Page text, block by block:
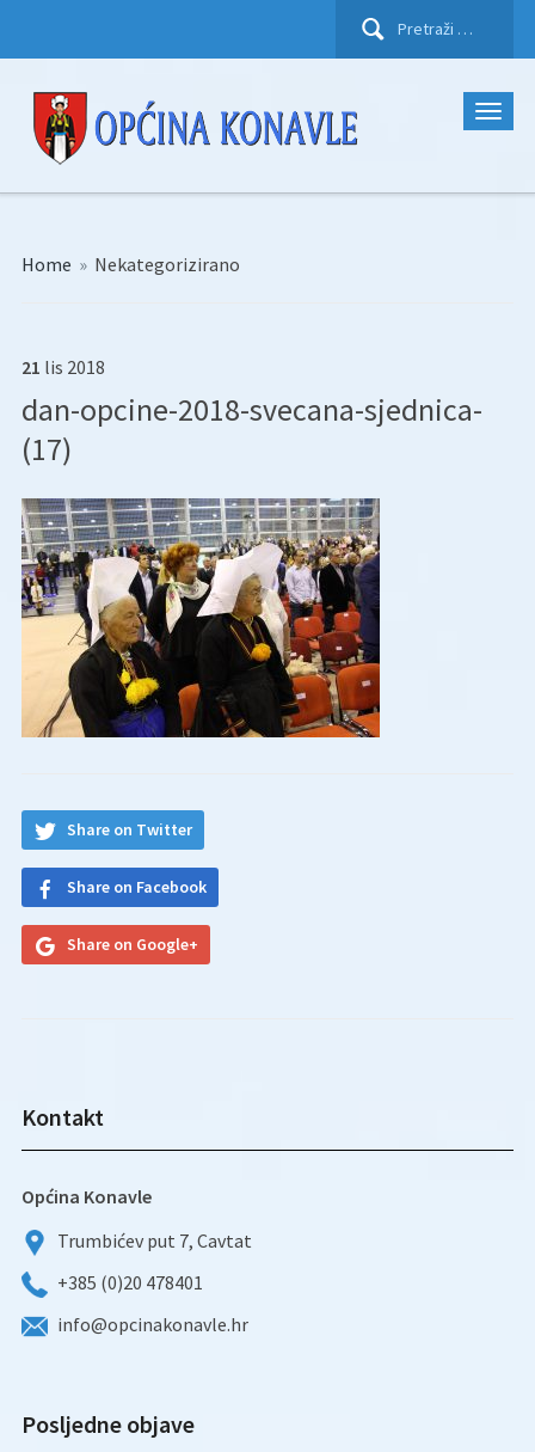
Pretraži:
Home » Nekategorizirano
21 lis 2018
dan-opcine-2018-svecana-sjednica-
(17)
Share on Twitter
Share on Facebook
Share on Google+
Kontakt
Općina Konavle
Trumbićev put 7, Cavtat
+385 (0)20 478401
info@opcinakonavle.hr
Posljedne objave